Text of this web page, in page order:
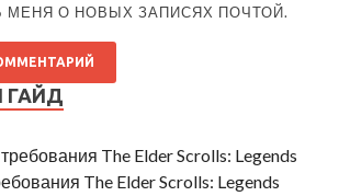
МЕНЯ О НОВЫХ ЗАПИСЯХ ПОЧТОЙ.
ГАЙД
The Elder Scrolls: Legends